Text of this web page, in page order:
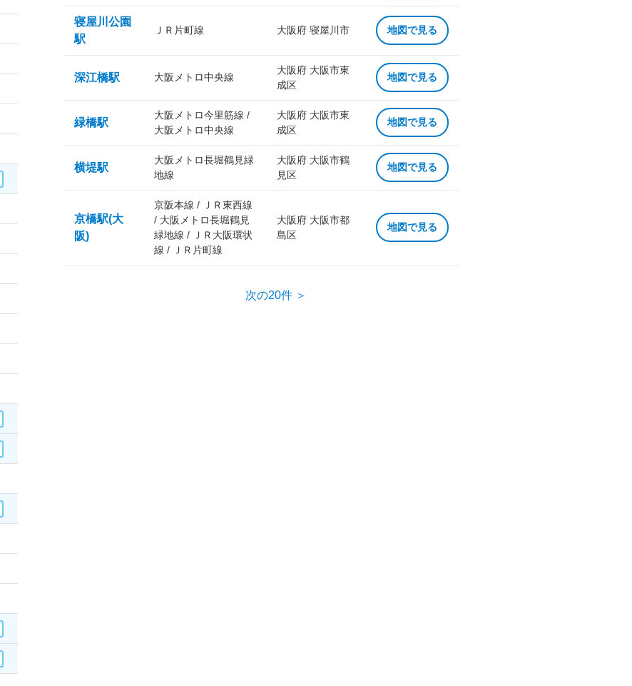
寝屋川公園
駅
ＪＲ片町線 大阪府 寝屋川市 地図で見る
深江橋駅 大阪メトロ中央線
大阪府 大阪市東
成区
地図で見る
緑橋駅
大阪メトロ今里筋線 /
大阪メトロ中央線
大阪府 大阪市東
成区
地図で見る
横堤駅
大阪メトロ長堀鶴見緑
地線
大阪府 大阪市鶴
見区
地図で見る
京橋駅(大
阪)
京阪本線 / ＪＲ東西線
/ 大阪メトロ長堀鶴見
緑地線 / ＪＲ大阪環状
線 / ＪＲ片町線
大阪府 大阪市都
島区
地図で見る
次の20件 ＞